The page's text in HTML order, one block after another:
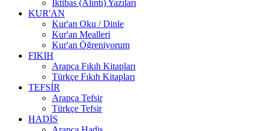
İktibas (Alıntı) Yazıları
KUR'AN
Kur'an Oku / Dinle
Kur'an Mealleri
Kur'an Öğreniyorum
FIKIH
Arapça Fıkıh Kitapları
Türkçe Fıkıh Kitapları
TEFSİR
Arapça Tefsir
Türkçe Tefsir
HADİS